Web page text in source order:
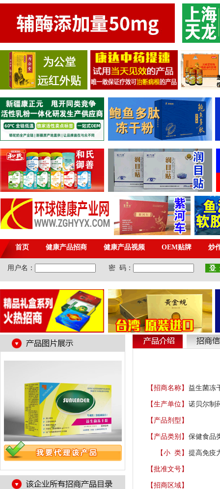
【招商名称】 益生菌冻
【生产单位】 诺贝尔制
【产品剂型】
【产品类别】 保健食品
【小 类】 提高免疫
【批准文号】
【招商区域】